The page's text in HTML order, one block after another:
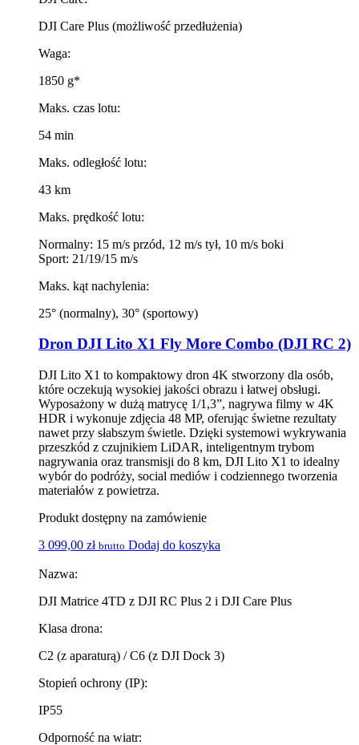
DJI Care Plus (możliwość przedłużenia)
Waga:
1850 g*
Maks. czas lotu:
54 min
Maks. odległość lotu:
43 km
Maks. prędkość lotu:
Normalny: 15 m/s przód, 12 m/s tył, 10 m/s boki
Sport: 21/19/15 m/s
Maks. kąt nachylenia:
25° (normalny), 30° (sportowy)
Dron DJI Lito X1 Fly More Combo (DJI RC 2)
DJI Lito X1 to kompaktowy dron 4K stworzony dla osób,
które oczekują wysokiej jakości obrazu i łatwej obsługi.
Wyposażony w dużą matrycę 1/1,3”, nagrywa filmy w 4K
HDR i wykonuje zdjęcia 48 MP, oferując świetne rezultaty
nawet przy słabszym świetle. Dzięki systemowi wykrywania
przeszkód z czujnikiem LiDAR, inteligentnym trybom
nagrywania oraz transmisji do 8 km, DJI Lito X1 to idealny
wybór do podróży, social mediów i codziennego tworzenia
materiałów z powietrza.
Produkt dostępny na zamówienie
3 099,00 zł brutto Dodaj do koszyka
Nazwa:
DJI Matrice 4TD z DJI RC Plus 2 i DJI Care Plus
Klasa drona:
C2 (z aparaturą) / C6 (z DJI Dock 3)
Stopień ochrony (IP):
IP55
Odporność na wiatr: